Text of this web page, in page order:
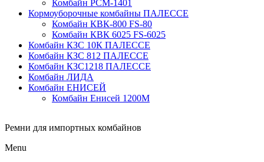
Комбайн РСМ-1401
Кормоуборочные комбайны ПАЛЕССЕ
Комбайн КВК-800 FS-80
Комбайн КВК 6025 FS-6025
Комбайн КЗС 10К ПАЛЕССЕ
Комбайн КЗС 812 ПАЛЕССЕ
Комбайн КЗС1218 ПАЛЕССЕ
Комбайн ЛИДА
Комбайн ЕНИСЕЙ
Комбайн Енисей 1200М
Ремни для импортных комбайнов
Menu